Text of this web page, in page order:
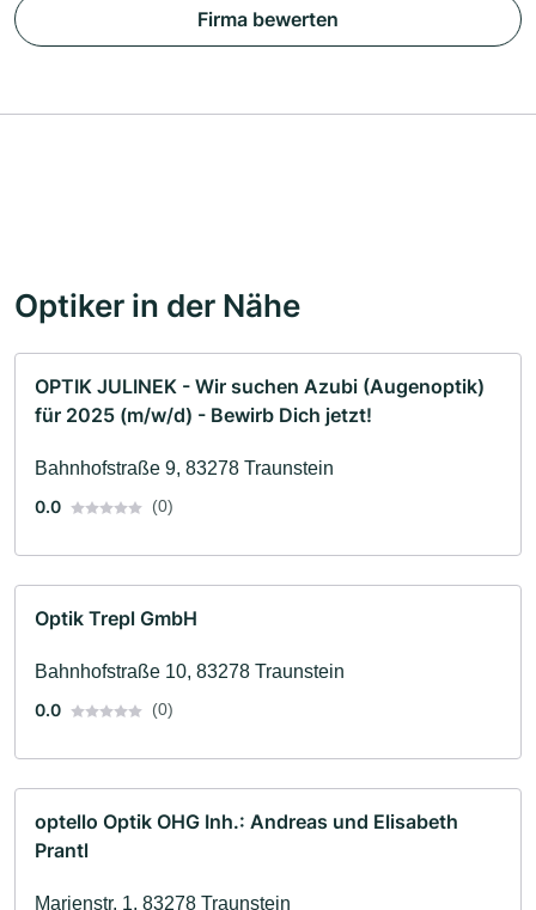
Firma bewerten
Optiker in der Nähe
OPTIK JULINEK - Wir suchen Azubi (Augenoptik)
für 2025 (m/w/d) - Bewirb Dich jetzt!
Bahnhofstraße 9, 83278 Traunstein
0.0
(0)
Optik Trepl GmbH
Bahnhofstraße 10, 83278 Traunstein
0.0
(0)
optello Optik OHG Inh.: Andreas und Elisabeth
Prantl
Marienstr. 1, 83278 Traunstein